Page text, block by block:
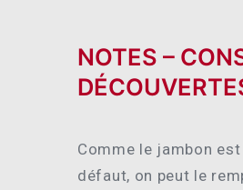
NOTES –
Comme le jambon
défaut, on peut le